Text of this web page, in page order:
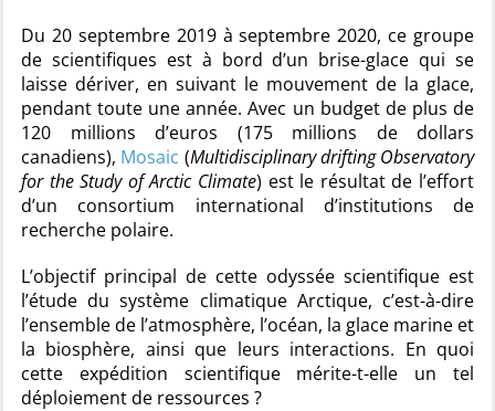
Du 20 septembre 2019 à septembre 2020, ce groupe
de scientifiques est à bord d’un brise-glace qui se
laisse dériver, en suivant le mouvement de la glace,
pendant toute une année. Avec un budget de plus de
120 millions d’euros (175 millions de dollars
canadiens), Mosaic (Multidisciplinary drifting Observatory
for the Study of Arctic Climate) est le résultat de l’effort
d’un consortium international d’institutions de
recherche polaire.
L’objectif principal de cette odyssée scientifique est
l’étude du système climatique Arctique, c’est-à-dire
l’ensemble de l’atmosphère, l’océan, la glace marine et
la biosphère, ainsi que leurs interactions. En quoi
cette expédition scientifique mérite-t-elle un tel
déploiement de ressources ?